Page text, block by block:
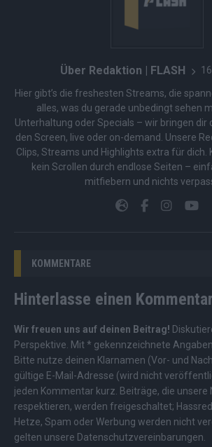
Über Redaktion | FLASH
Hier gibt’s die freshesten Streams, die
alles, was du gerade unbedingt sehen
Unterhaltung oder Specials – wir bringen dir
den Screen, live oder on-demand. Unsere
Clips, Streams und Highlights extra für dich.
kein Scrollen durch endlose Seiten –
mitfiebern und nichts
KOMMENTARE
Hinterlasse einen Kommentar
Wir freuen uns auf deinen Beitrag!
Perspektive. Mit * gekennzeichnete
Bitte nutze deinen Klarnamen (Vor- und
gültige E-Mail-Adresse (wird nicht
jeden Kommentar kurz. Beiträge, die unsere
respektieren, werden freigeschaltet;
Hetze, Spam oder Werbung werden nicht
gelten unsere Datenschutzvereinbarungen